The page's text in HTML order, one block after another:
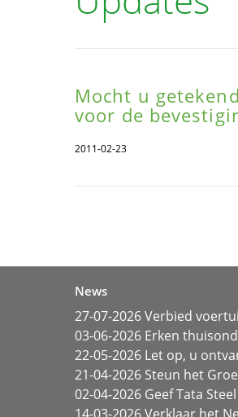
Mocht u
voor de
2011-02-23
News
27-07-2026 Verbied
03-06-2026 Erken
22-05-2026 Let op, u
21-04-2026 Steun het
02-04-2026 Geef Tata